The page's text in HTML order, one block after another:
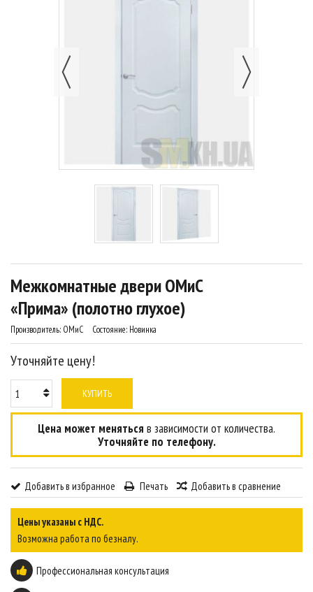
Межкомнатные двери ОМиС
«Прима» (полотно глухое)
Производитель: ОМиС Состояние: Новинка
Уточняйте цену!
КУПИТЬ
Цена может меняться в зависимости от количества.
Уточняйте по телефону.
Добавить в избранное Печать Добавить в сравнение
Цены указаны с НДС.
Возможна работа по безналу.
Профессиональная консультация